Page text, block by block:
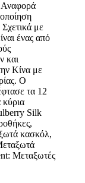
Αναφορά
με
ένας από
και
Κίνα με
Ο
τα 12
Silk
κασκόλ,
Μεταξωτές